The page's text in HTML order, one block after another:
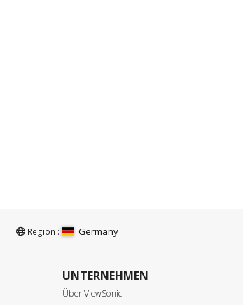
Region : Germany
UNTERNEHMEN
Über ViewSonic